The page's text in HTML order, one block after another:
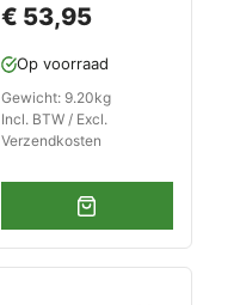
aambeeld
€ 53,95
Op voorraad
Gewicht: 9.20kg
Incl. BTW / Excl.
Verzendkosten